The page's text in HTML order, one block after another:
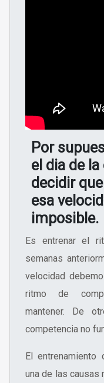
Por
el dia de
decidir
esa
imposible.
Es entrenar el
semanas
velocidad
ritmo de
mantener. De
competencia no
El
una de las causas